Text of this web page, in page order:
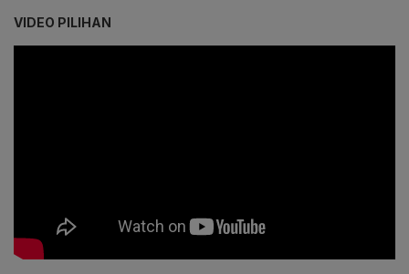
VIDEO PILIHAN